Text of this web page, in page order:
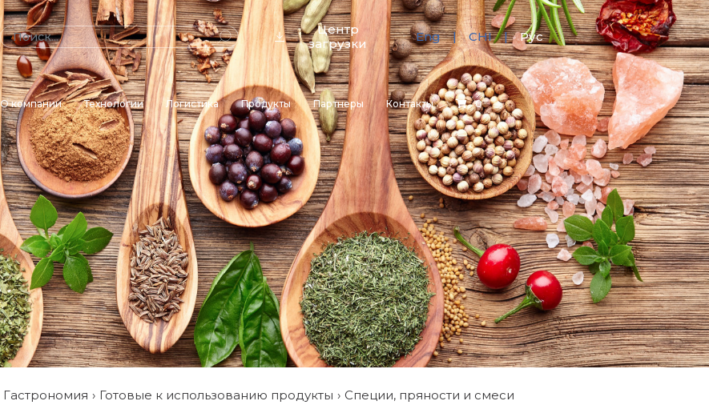
Центр
загрузки
Eng CHI Рус
О компании Технологии Логистика Продукты Партнеры Контакты 0
Гастрономия Готовые к использованию продукты Специи, пряности и смеси